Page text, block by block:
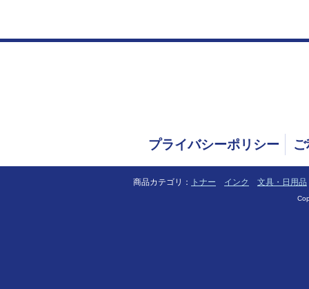
プライバシーポリシー
商品カテゴリ： トナー インク 文具・日用品